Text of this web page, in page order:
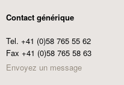
Contact générique
Tel. +41 (0)58 765 55 62
Fax +41 (0)58 765 58 63
Envoyez un message